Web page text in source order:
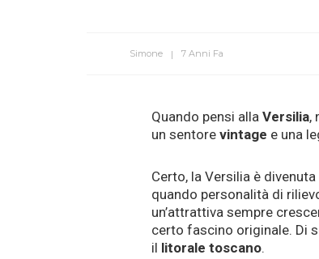
Simone 7 Anni Fa
Quando pensi alla Versilia,
un sentore vintage e una
Certo, la Versilia è divenuta
quando personalità di
un’attrattiva sempre
certo fascino originale. Di
il litorale toscano.